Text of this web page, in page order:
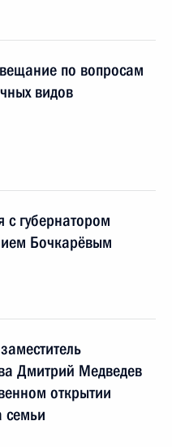
по вопросам
видов
с губернатором
Бочкарёвым
Дмитрий Медведев
открытии
семьи